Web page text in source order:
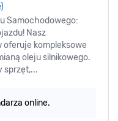
Samochodowego:
Nasz
oferuje kompleksowe
oleju silnikowego.
sprzęt,...
online.